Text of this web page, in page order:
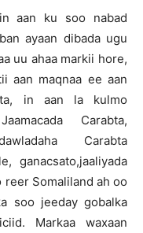
aan ku soo nabad
ayaan dibada ugu
uu ahaa markii hore,
aan maqnaa ee aan
in aan la kulmo
Carabta,
Carabta
ganacsato,jaaliyada
reer Somaliland ah oo
soo jeeday gobalka
Markaa waxaan